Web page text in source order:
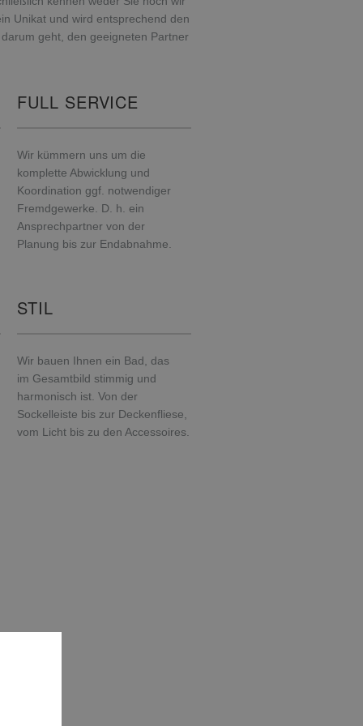
Unikat und wird entsprechend den
geht, den geeigneten Partner
FULL SERVICE
Wir kümmern uns um die
komplette Abwicklung und
Koordination ggf. notwendiger
Fremdgewerke. D. h. ein
Ansprechpartner von der
Planung bis zur Endabnahme.
STIL
Wir bauen Ihnen ein Bad, das
im Gesamtbild stimmig und
harmonisch ist. Von der
Sockelleiste bis zur Deckenfliese,
vom Licht bis zu den Accessoires.